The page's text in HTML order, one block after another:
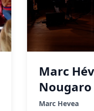
Marc
Nougaro
Marc Hevea